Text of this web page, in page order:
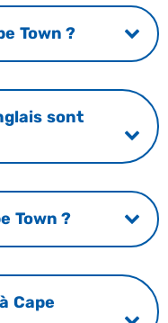
Town ?
sont
Town ?
Cape